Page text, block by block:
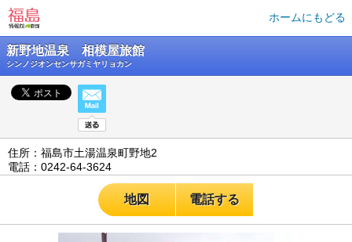
ホームにもどる
新野地温泉 相模屋旅館
シンノジオンセンサガミヤリョカン
住所：福島市土湯温泉町野地2
電話：0242-64-3624
地図 電話する